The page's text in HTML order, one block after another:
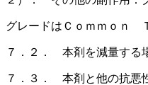
グレードはＣｏｍｍｏｎ
７．２． 本剤を減量する
７．３． 本剤と他の抗悪